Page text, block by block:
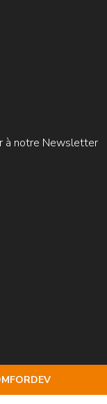
à notre Newsletter